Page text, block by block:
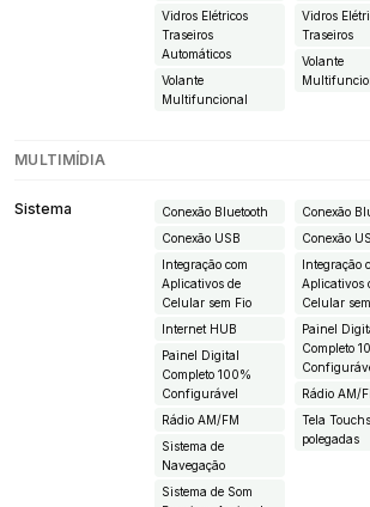
Vidros Elétricos
Traseiros
Automáticos
Volante
Multifuncional
Vidros
Traseiros
Volante
MULTIMÍDIA
Sistema
Conexão Bluetooth
Conexão USB
Integração com
Aplicativos de
Celular sem Fio
Internet HUB
Painel Digital
Completo 100%
Configurável
Rádio AM/FM
Sistema de
Navegação
Sistema de Som
Conexão
Conexão
Integração
Aplicativos
Celular
Painel
Completo
Rádio AM/
Tela
polegadas